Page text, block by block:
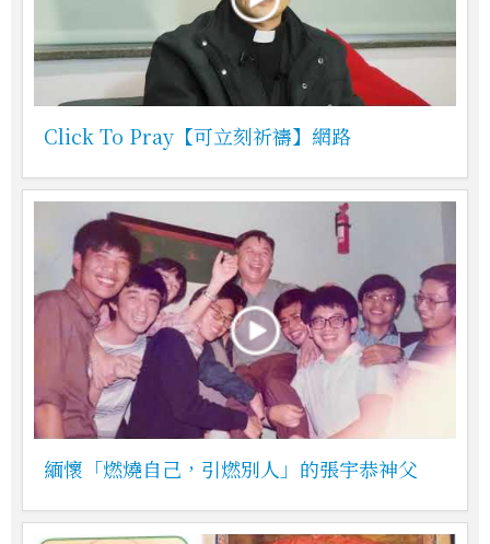
Click To Pray【可立刻祈禱】網路
緬懷「燃燒自己，引燃別人」的張宇恭神父